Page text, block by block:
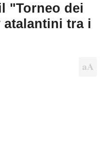
"Torneo dei
tra i